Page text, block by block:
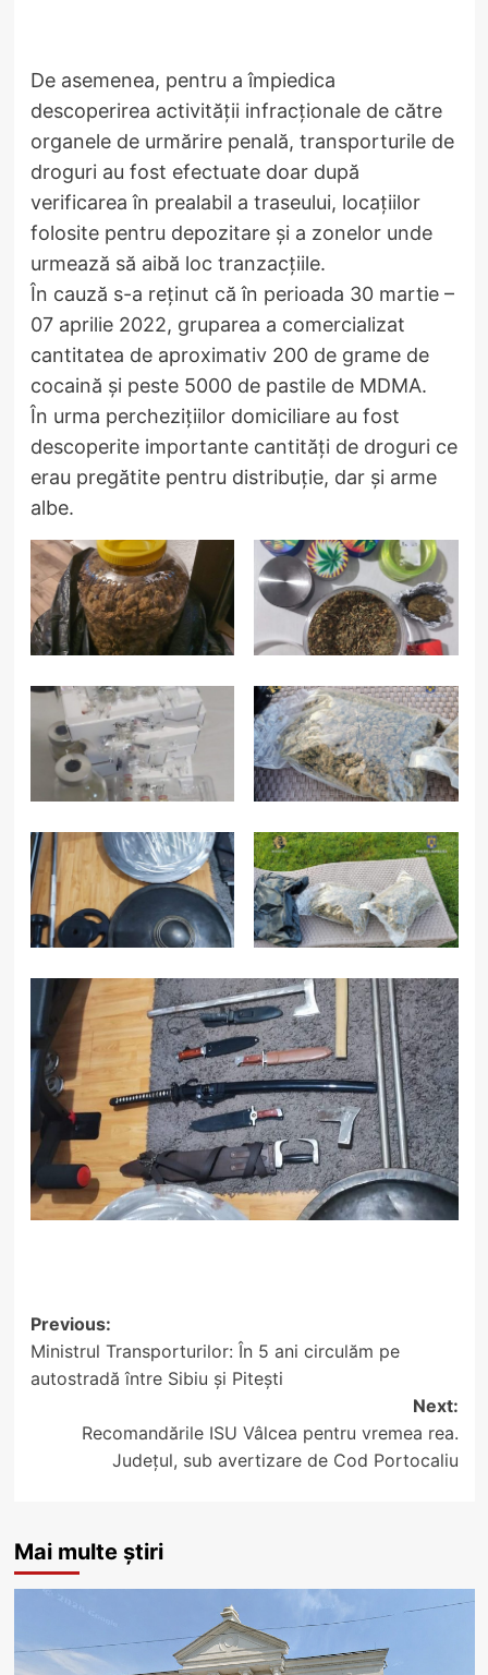
De asemenea, pentru a împiedica
descoperirea activității infracționale de către
organele de urmărire penală, transporturile de
droguri au fost efectuate doar după
verificarea în prealabil a traseului, locațiilor
folosite pentru depozitare și a zonelor unde
urmează să aibă loc tranzacțiile.
În cauză s-a reținut că în perioada 30 martie –
07 aprilie 2022, gruparea a comercializat
cantitatea de aproximativ 200 de grame de
cocaină și peste 5000 de pastile de MDMA.
În urma perchezițiilor domiciliare au fost
descoperite importante cantități de droguri ce
erau pregătite pentru distribuție, dar și arme
albe.
Post
navigation
Previous:
Ministrul Transporturilor: În 5 ani circulăm pe
autostradă între Sibiu și Pitești
Next:
Recomandările ISU Vâlcea pentru vremea rea.
Județul, sub avertizare de Cod Portocaliu
Mai multe știri